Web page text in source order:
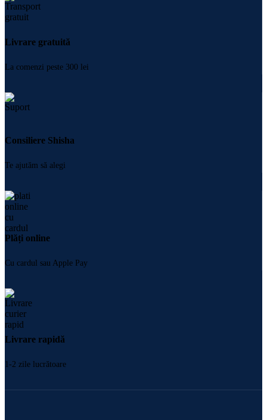
Livrare gratuită
La comenzi peste 300 lei
Consiliere Shisha
Te ajutăm să alegi
Plăți online
Cu cardul sau Apple Pay
Livrare rapidă
1-2 zile lucrătoare